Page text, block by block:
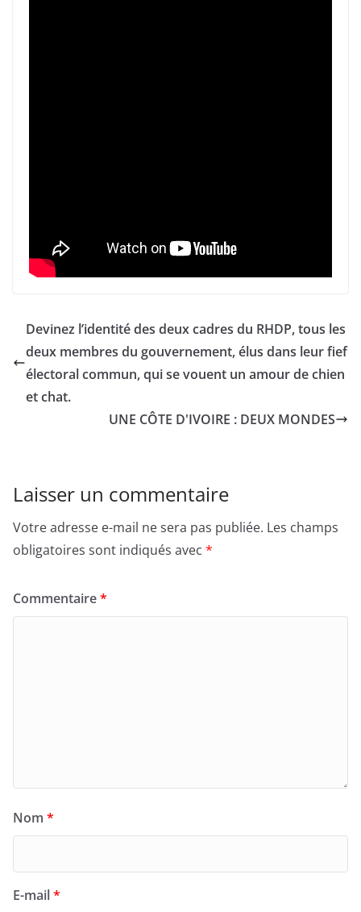
Devinez l’identité des deux cadres du RHDP, tous les
deux membres du gouvernement, élus dans leur fief
électoral commun, qui se vouent un amour de chien
et chat.
UNE CÔTE D'IVOIRE : DEUX MONDES
Laisser un commentaire
Votre adresse e-mail ne sera pas publiée. Les champs
obligatoires sont indiqués avec *
Commentaire*
Nom *
E-mail*